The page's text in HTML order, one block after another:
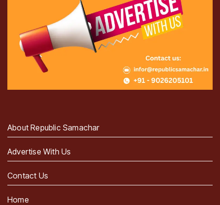
About Republic Samachar
Advertise With Us
Contact Us
Home